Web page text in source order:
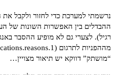
נרשמתי למערכת כדי לחזור ולקבל
ההבדלים בין האפשרות השונות של
רגיל). לצערי גם לא מופיע ההסבר
“מושתק” דווקא יש תיאור מצויין…